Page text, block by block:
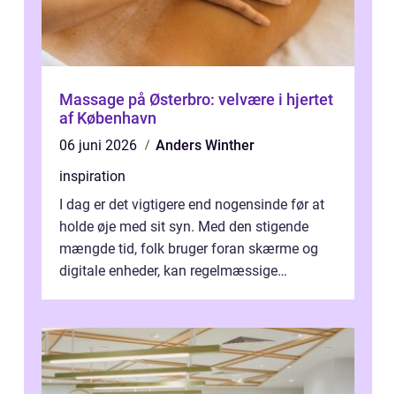
Massage på Østerbro: velvære i hjertet
af København
06 juni 2026
Anders Winther
inspiration
I dag er det vigtigere end nogensinde før at
holde øje med sit syn. Med den stigende
mængde tid, folk bruger foran skærme og
digitale enheder, kan regelmæssige